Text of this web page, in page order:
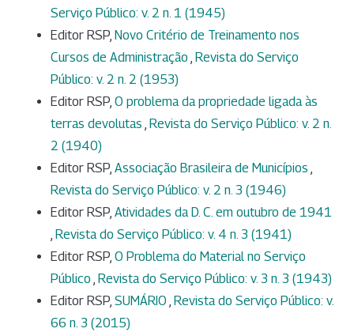
Serviço Público: v. 2 n. 1 (1945)
Editor RSP, Novo Critério de Treinamento nos
Cursos de Administração , Revista do Serviço
Público: v. 2 n. 2 (1953)
Editor RSP, O problema da propriedade ligada às
terras devolutas , Revista do Serviço Público: v. 2 n.
2 (1940)
Editor RSP, Associação Brasileira de Municípios ,
Revista do Serviço Público: v. 2 n. 3 (1946)
Editor RSP, Atividades da D. C. em outubro de 1941
, Revista do Serviço Público: v. 4 n. 3 (1941)
Editor RSP, O Problema do Material no Serviço
Público , Revista do Serviço Público: v. 3 n. 3 (1943)
Editor RSP, SUMÁRIO , Revista do Serviço Público: v.
66 n. 3 (2015)